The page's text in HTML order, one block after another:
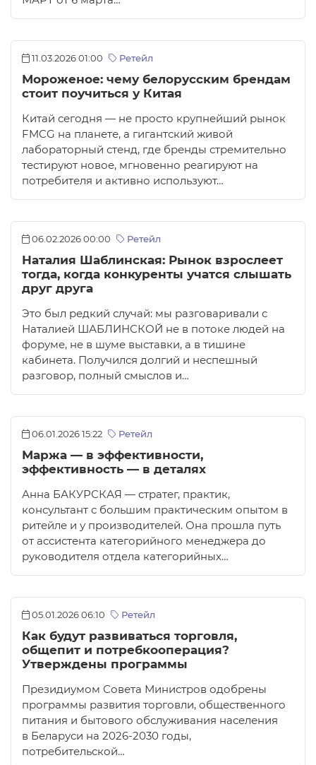
11.03.2026 01:00 Ретейл
Мороженое: чему белорусским брендам
стоит поучиться у Китая
Китай сегодня — не просто крупнейший рынок
FMCG на планете, а гигантский живой
лабораторный стенд, где бренды стремительно
тестируют новое, мгновенно реагируют на
потребителя и активно используют…
06.02.2026 00:00 Ретейл
Наталия Шаблинская: Рынок взрослеет
тогда, когда конкуренты учатся слышать
друг друга
Это был редкий случай: мы разговаривали с
Наталией ШАБЛИНСКОЙ не в потоке людей на
форуме, не в шуме выставки, а в тишине
кабинета. Получился долгий и неспешный
разговор, полный смыслов и…
06.01.2026 15:22 Ретейл
Маржа — в эффективности,
эффективность — в деталях
Анна БАКУРСКАЯ — стратег, практик,
консультант с большим практическим опытом в
ритейле и у производителей. Она прошла путь
от ассистента категорийного менеджера до
руководителя отдела категорийных…
05.01.2026 06:10 Ретейл
Как будут развиваться торговля,
общепит и потребкооперация?
Утверждены программы
Президиумом Совета Министров одобрены
программы развития торговли, общественного
питания и бытового обслуживания населения
в Беларуси на 2026-2030 годы,
потребительской…